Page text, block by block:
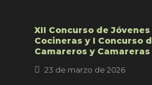
XII Concurso de
Cocineras y I Concurso
Camareros y Camareras
23 de marzo de 2026